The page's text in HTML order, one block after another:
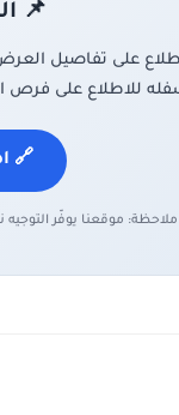
📌
على تفاصيل
للاطلاع على فرص
🔗
ملاحظة: موقعنا يوفّر